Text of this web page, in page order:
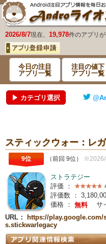
2026/8/7現在、 19,978件のアプリが
今日の注目
アプリ一覧
注目の値下
アプリ一覧
▶ カテゴリ選択
スティックウォー：レ
9位 （前回 9位） ※2026/
ストラテジー
評価 ：
評価数 ：
価格 ： 無料 サ
URL：
https://
s.stickwarlegacy